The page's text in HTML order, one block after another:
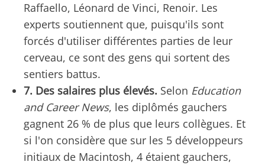
Raffaello, Léonard de Vinci, Renoir. Les
experts soutiennent que, puisqu'ils sont
forcés d'utiliser différentes parties de leur
cerveau, ce sont des gens qui sortent des
sentiers battus.
7. Des salaires plus élevés. Selon Education
and Career News, les diplômés gauchers
gagnent 26 % de plus que leurs collègues. Et
si l'on considère que sur les 5 développeurs
initiaux de Macintosh, 4 étaient gauchers,